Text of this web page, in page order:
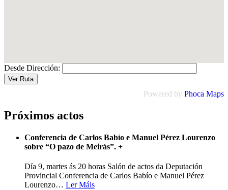
Desde Dirección:
Powered by Phoca Maps
Próximos actos
Conferencia de Carlos Babío e Manuel Pérez Lourenzo
sobre “O pazo de Meirás”. +
Día 9, martes ás 20 horas Salón de actos da Deputación
Provincial Conferencia de Carlos Babío e Manuel Pérez
Lourenzo… Ler Máis